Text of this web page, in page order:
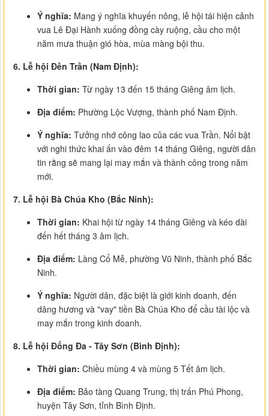
Ý nghĩa: Mang ý nghĩa khuyến nông, lễ hội tái hiện cảnh
vua Lê Đại Hành xuống đồng cày ruộng, cầu cho một
năm mưa thuận gió hòa, mùa màng bội thu.
6. Lễ hội Đền Trần (Nam Định):
Thời gian: Từ ngày 13 đến 15 tháng Giêng âm lịch.
Địa điểm: Phường Lộc Vượng, thành phố Nam Định.
Ý nghĩa: Tưởng nhớ công lao của các vua Trần. Nổi bật
với nghi thức khai ấn vào đêm 14 tháng Giêng, người dân
tin rằng sẽ mang lại may mắn và thành công trong năm
mới.
7. Lễ hội Bà Chúa Kho (Bắc Ninh):
Thời gian: Khai hội từ ngày 14 tháng Giêng và kéo dài
đến hết tháng 3 âm lịch.
Địa điểm: Làng Cổ Mễ, phường Vũ Ninh, thành phố Bắc
Ninh.
Ý nghĩa: Người dân, đặc biệt là giới kinh doanh, đến
dâng hương và "vay" tiền Bà Chúa Kho để cầu tài lộc và
may mắn trong kinh doanh.
8. Lễ hội Đống Đa - Tây Sơn (Bình Định):
Thời gian: Chiều mùng 4 và mùng 5 Tết âm lịch.
Địa điểm: Bảo tàng Quang Trung, thị trấn Phú Phong,
huyện Tây Sơn, tỉnh Bình Định.